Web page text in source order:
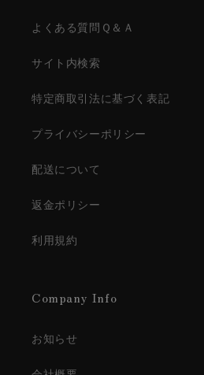
よくある質問Ｑ＆Ａ
サイト内検索
特定商取引法に基づく表記
プライバシーポリシー
配送について
返金ポリシー
利用規約
Company Info
お知らせ